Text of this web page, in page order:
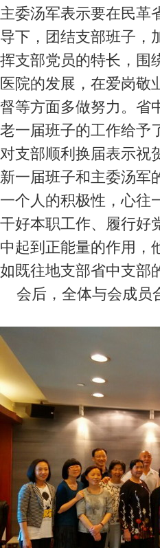
主委汤军表示要在民革
导下，团结支部班子，
挥支部党员的特长，围
医院的发展，在爱岗敬
督等方面多做努力。省
老一届班子的工作给予
对支部顺利换届表示祝
新一届班子和主委汤军
一个人的积极性，心往
干好本职工作、履行好
中起到正能量的作用，
如既往地支部省中支部
会后，全体与会成员